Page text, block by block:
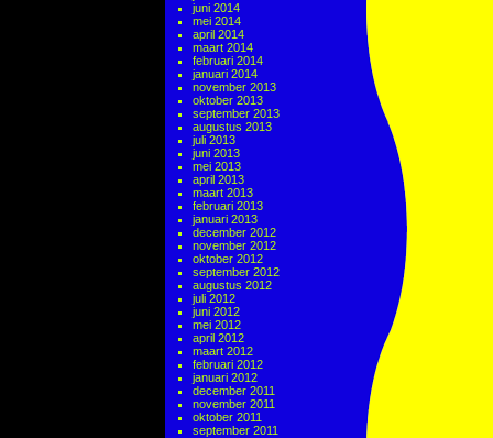
juni 2014
mei 2014
april 2014
maart 2014
februari 2014
januari 2014
november 2013
oktober 2013
september 2013
augustus 2013
juli 2013
juni 2013
mei 2013
april 2013
maart 2013
februari 2013
januari 2013
december 2012
november 2012
oktober 2012
september 2012
augustus 2012
juli 2012
juni 2012
mei 2012
april 2012
maart 2012
februari 2012
januari 2012
december 2011
november 2011
oktober 2011
september 2011